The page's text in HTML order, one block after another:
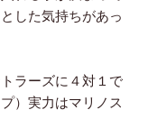
した気持ちがあっ
ラーズに４対１で
）実力はマリノス